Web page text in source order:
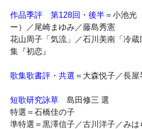
作品季評 第128回・後半 ＝小池光
ー）／尾崎まゆみ／藤島秀憲
花山周子「気流」／石川美南「冷
集『初恋』
歌集歌書評・共選 ＝大森悦子／長屋
短歌研究詠草 島田修三 選
特選＝石橋佳の子
準特選＝黒澤信子／古川洋子／み